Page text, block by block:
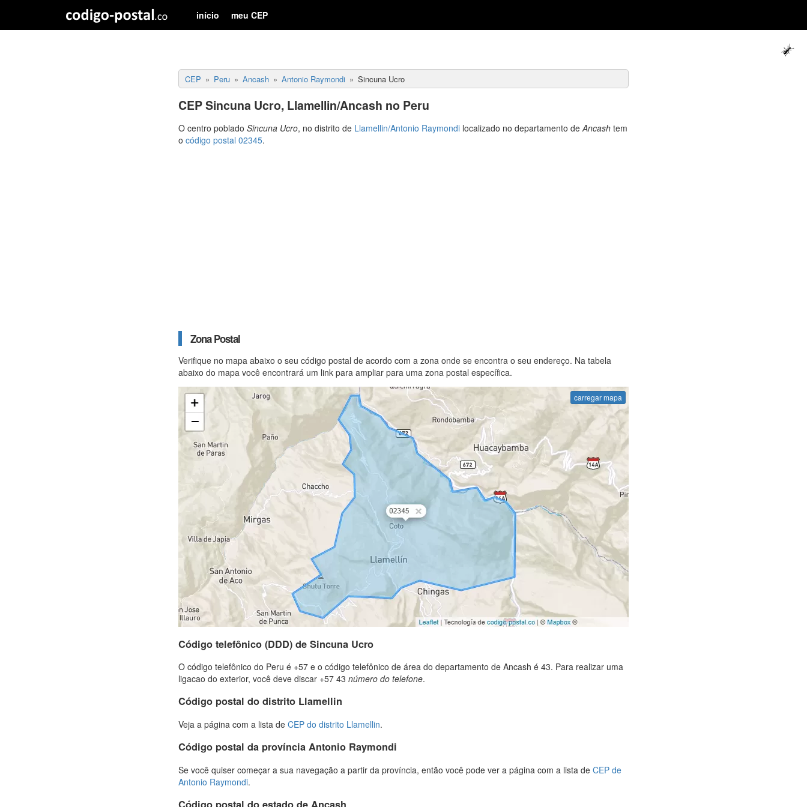
início meu CEP
CEP Peru Ancash Antonio Raymondi Sincuna Ucro
CEP Sincuna Ucro, Llamellin/Ancash no Peru
O centro poblado Sincuna Ucro, no distrito de Llamellin/Antonio Raymondi localizado no departamento deAncash tem
o código postal 02345.
Zona Postal
Verifique no mapa abaixo o seu código postal de acordo com a zona onde se encontra o seu endereço. Na tabela
abaixo do mapa você encontrará um link para ampliar para uma zona postal específica.
carregar mapa
Código telefônico (DDD) de Sincuna Ucro
O código telefônico do Peru é +57 e o código telefônico de área do departamento de Ancash é 43. Para realizar uma
ligacao do exterior, você deve discar +57 43 número do telefone.
Código postal do distrito Llamellin
Veja a página com a lista de CEP do distrito Llamellin.
Código postal da província Antonio Raymondi
Se você quiser começar a sua navegação a partir da província, então você pode ver a página com a lista de CEP de
Antonio Raymondi.